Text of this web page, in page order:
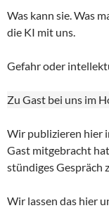
Was kann sie. Was
die KI mit uns.
Gefahr oder
Zu Gast bei uns im
Wir publizieren hier
Gast mitgebracht
stündiges Gespräch
Wir lassen das hier